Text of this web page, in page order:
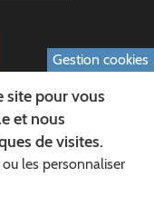
L'AISNE
Gestion cookies
site pour vous
et nous
de visites.
les personnaliser